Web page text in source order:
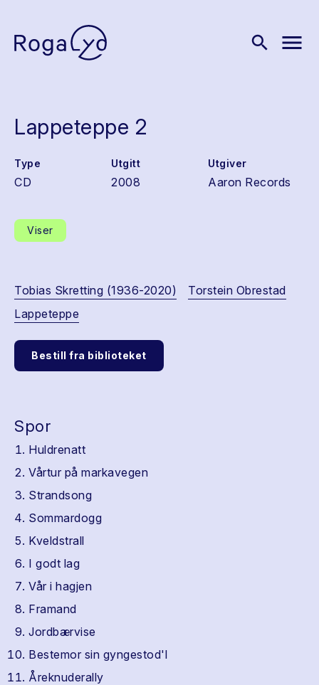
search menu
Lappeteppe 2
Type
CD
Utgitt
2008
Utgiver
Aaron Records
Viser
Tobias Skretting (1936-2020)
Torstein Obrestad
Lappeteppe
Bestill fra biblioteket
Spor
Huldrenatt
Vårtur på markavegen
Strandsong
Sommardogg
Kveldstrall
I godt lag
Vår i hagjen
Framand
Jordbærvise
Bestemor sin gyngestod'l
Åreknuderally